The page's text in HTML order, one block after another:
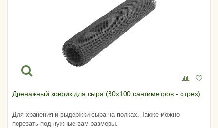
Дренажный коврик для сыра (30х100 сантиметров - отрез)
Для хранения и выдержки сыра на полках. Также можно
порезать под нужные вам размеры.